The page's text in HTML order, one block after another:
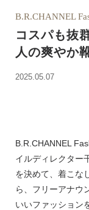
B.R.CHANNEL
コスパも抜
人の爽やか
2025.05.07
B.R.CHANNEL
イルディレクター
を決めて、着こな
ら、フリーアナウ
いいファッション